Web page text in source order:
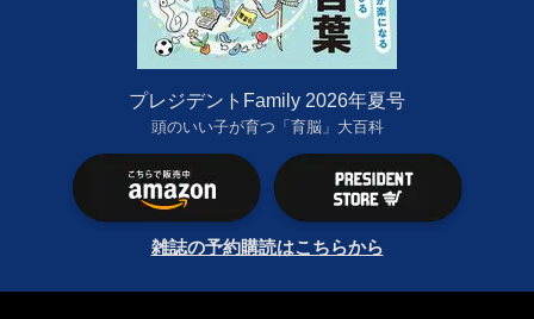
プレジデントFamily 2026年夏号
頭のいい子が育つ「育脳」大百科
雑誌の予約購読はこちらから